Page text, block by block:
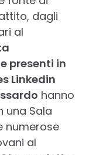
dagli
al
presenti in
Linkedin
hanno
una Sala
numerose
al